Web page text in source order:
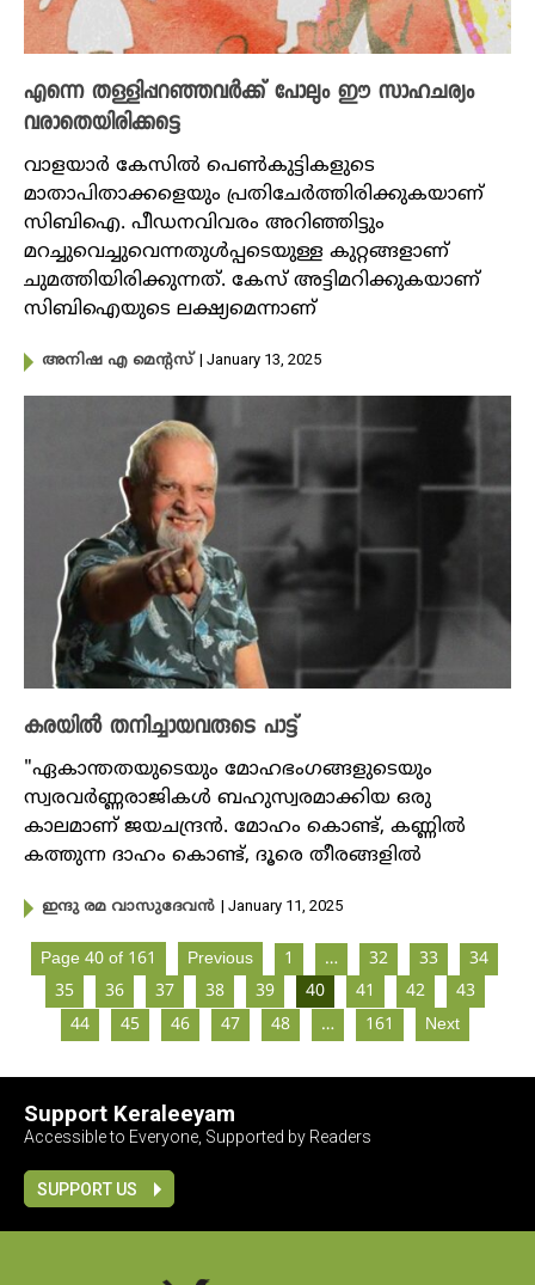
എന്നെ തള്ളിപ്പറഞ്ഞവർക്ക് പോലും ഈ സാഹചര്യം
വരാതെയിരിക്കട്ടെ
വാളയാർ കേസിൽ പെൺകുട്ടികളുടെ
മാതാപിതാക്കളെയും പ്രതിചേർത്തിരിക്കുകയാണ്
സിബിഐ. പീഡനവിവരം അറിഞ്ഞിട്ടും
മറച്ചുവെച്ചുവെന്നതുൾപ്പടെയുള്ള കുറ്റങ്ങളാണ്
ചുമത്തിയിരിക്കുന്നത്. കേസ് അട്ടിമറിക്കുകയാണ്
സിബിഐയുടെ ലക്ഷ്യമെന്നാണ്
അനിഷ എ മെന്റസ് | January 13, 2025
കരയിൽ തനിച്ചായവരുടെ പാട്ട്
"ഏകാന്തതയുടെയും മോഹഭംഗങ്ങളുടെയും
സ്വരവർണ്ണരാജികൾ ബഹുസ്വരമാക്കിയ ഒരു
കാലമാണ് ജയചന്ദ്രൻ. മോഹം കൊണ്ട്, കണ്ണിൽ
കത്തുന്ന ദാഹം കൊണ്ട്, ദൂരെ തീരങ്ങളിൽ
ഇന്ദു രമ വാസുദേവൻ | January 11, 2025
Page 40 of 161 Previous 1 … 32 33
34
35
36 37 38 39 40 41 42
43
44
45 46 47 48 … 161 Next
Support Keraleeyam
Accessible to Everyone, Supported by Readers
SUPPORT US